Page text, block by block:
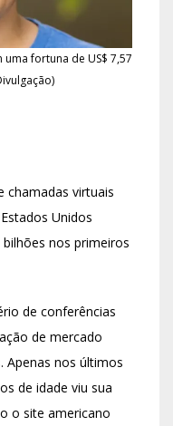
fortuna de US$ 7,57
chamadas virtuais
Unidos
nos primeiros
de conferências
de mercado
Apenas nos últimos
de idade viu sua
o site americano